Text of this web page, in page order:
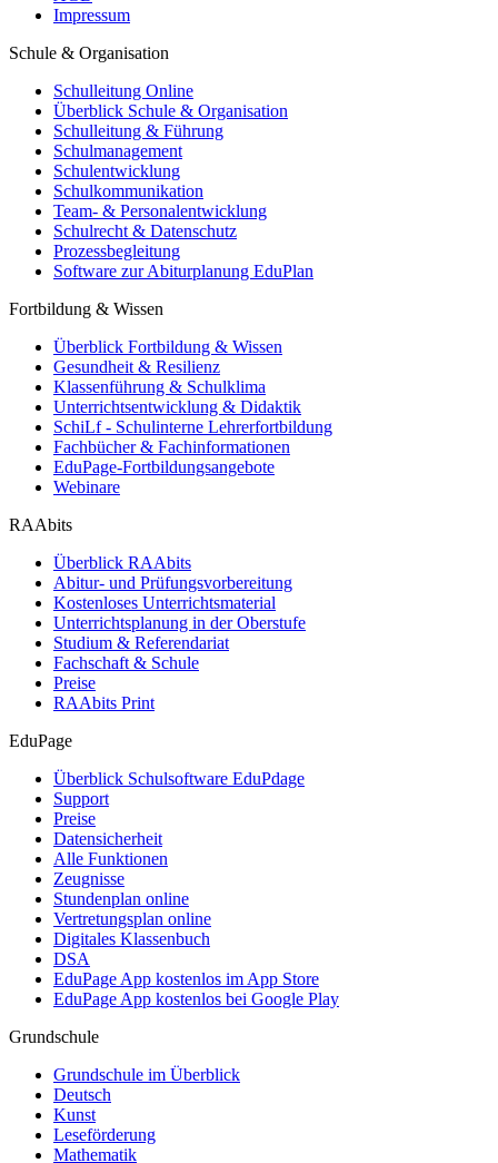
Impressum
Schule & Organisation
Schulleitung Online
Überblick Schule & Organisation
Schulleitung & Führung
Schulmanagement
Schulentwicklung
Schulkommunikation
Team- & Personalentwicklung
Schulrecht & Datenschutz
Prozessbegleitung
Software zur Abiturplanung EduPlan
Fortbildung & Wissen
Überblick Fortbildung & Wissen
Gesundheit & Resilienz
Klassenführung & Schulklima
Unterrichtsentwicklung & Didaktik
SchiLf - Schulinterne Lehrerfortbildung
Fachbücher & Fachinformationen
EduPage-Fortbildungsangebote
Webinare
RAAbits
Überblick RAAbits
Abitur- und Prüfungsvorbereitung
Kostenloses Unterrichtsmaterial
Unterrichtsplanung in der Oberstufe
Studium & Referendariat
Fachschaft & Schule
Preise
RAAbits Print
EduPage
Überblick Schulsoftware EduPdage
Support
Preise
Datensicherheit
Alle Funktionen
Zeugnisse
Stundenplan online
Vertretungsplan online
Digitales Klassenbuch
DSA
EduPage App kostenlos im App Store
EduPage App kostenlos bei Google Play
Grundschule
Grundschule im Überblick
Deutsch
Kunst
Leseförderung
Mathematik